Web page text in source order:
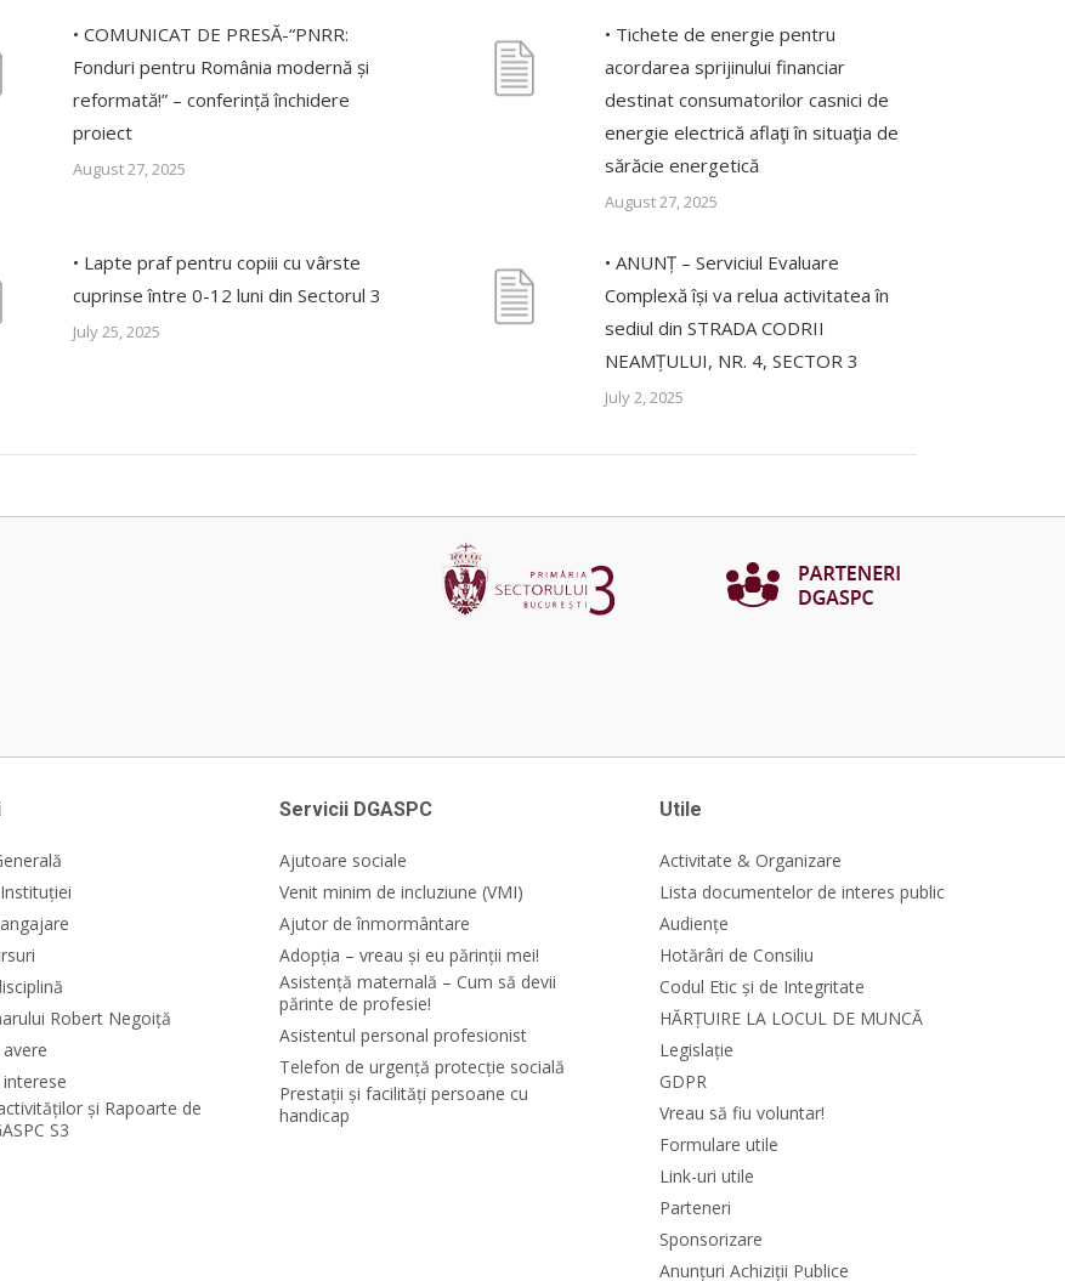
• COMUNICAT DE PRESĂ-“PNRR:
Fonduri pentru România modernă și
reformată!” – conferință închidere
proiect
August 27, 2025
• Tichete de energie pentru
acordarea sprijinului financiar
destinat consumatorilor casnici de
energie electrică aflaţi în situaţia de
sărăcie energetică
August 27, 2025
• Lapte praf pentru copiii cu vârste
cuprinse între 0-12 luni din Sectorul 3
July 25, 2025
• ANUNȚ – Serviciul Evaluare
Complexă își va relua activitatea în
sediul din STRADA CODRII
NEAMȚULUI, NR. 4, SECTOR 3
July 2, 2025
Robert Negoiță
și Rapoarte de
S3
Servicii DGASPC
Ajutoare sociale
Venit minim de incluziune (VMI)
Ajutor de înmormântare
Adopția – vreau și eu părinții mei!
Asistență maternală – Cum să devii
părinte de profesie!
Asistentul personal profesionist
Telefon de urgență protecție socială
Prestații și facilități persoane cu
handicap
Utile
Activitate & Organizare
Lista documentelor de interes public
Audiențe
Hotărâri de Consiliu
Codul Etic și de Integritate
HĂRȚUIRE LA LOCUL DE MUNCĂ
Legislație
GDPR
Vreau să fiu voluntar!
Formulare utile
Link-uri utile
Parteneri
Sponsorizare
Anunțuri Achiziții Publice